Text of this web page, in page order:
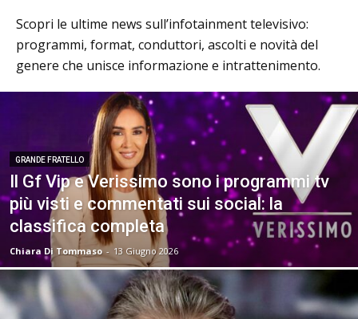
Scopri le ultime news sull’infotainment televisivo:
programmi, format, conduttori, ascolti e novità del
genere che unisce informazione e intrattenimento.
GRANDE FRATELLO
Il Gf Vip e Verissimo sono i programmi tv
più visti e commentati sui social: la
classifica completa
Chiara Di Tommaso - 13 Giugno 2026